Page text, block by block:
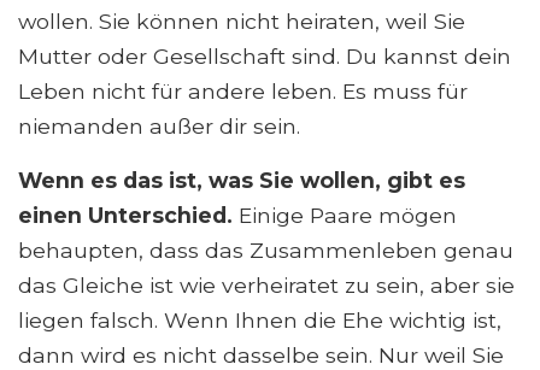
wollen. Sie können nicht heiraten, weil Sie
Mutter oder Gesellschaft sind. Du kannst dein
Leben nicht für andere leben. Es muss für
niemanden außer dir sein.
Wenn es das ist, was Sie wollen, gibt es
einen Unterschied. Einige Paare mögen
behaupten, dass das Zusammenleben genau
das Gleiche ist wie verheiratet zu sein, aber sie
liegen falsch. Wenn Ihnen die Ehe wichtig ist,
dann wird es nicht dasselbe sein. Nur weil Sie